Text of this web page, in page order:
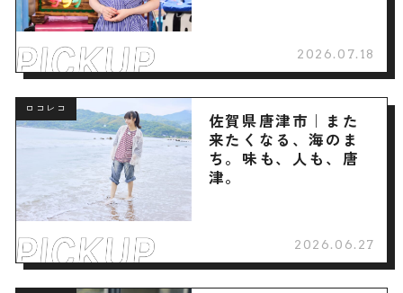
2026.07.18
ロコレコ
佐賀県唐津市｜また
来たくなる、海のま
ち。味も、人も、唐
津。
2026.06.27